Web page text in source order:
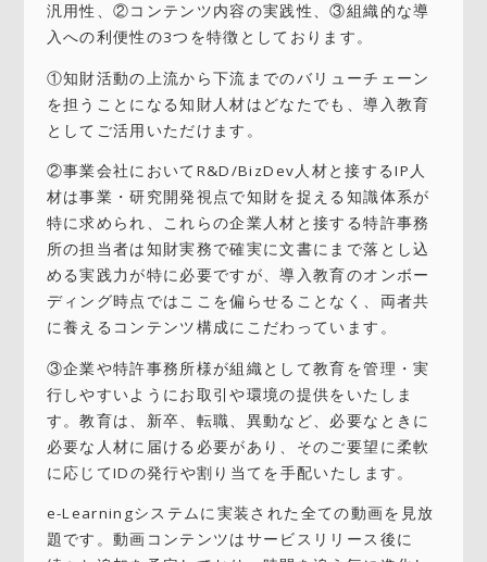
汎用性、②コンテンツ内容の実践性、③組織的な導
入への利便性の3つを特徴としております。
①知財活動の上流から下流までのバリューチェーン
を担うことになる知財人材はどなたでも、導入教育
としてご活用いただけます。
②事業会社においてR&D/BizDev人材と接するIP人
材は事業・研究開発視点で知財を捉える知識体系が
特に求められ、これらの企業人材と接する特許事務
所の担当者は知財実務で確実に文書にまで落とし込
める実践力が特に必要ですが、導入教育のオンボー
ディング時点ではここを偏らせることなく、両者共
に養えるコンテンツ構成にこだわっています。
③企業や特許事務所様が組織として教育を管理・実
行しやすいようにお取引や環境の提供をいたしま
す。教育は、新卒、転職、異動など、必要なときに
必要な人材に届ける必要があり、そのご要望に柔軟
に応じてIDの発行や割り当てを手配いたします。
e-Learningシステムに実装された全ての動画を見放
題です。動画コンテンツはサービスリリース後に